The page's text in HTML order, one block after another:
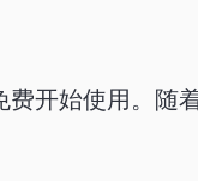
费开始使用。随